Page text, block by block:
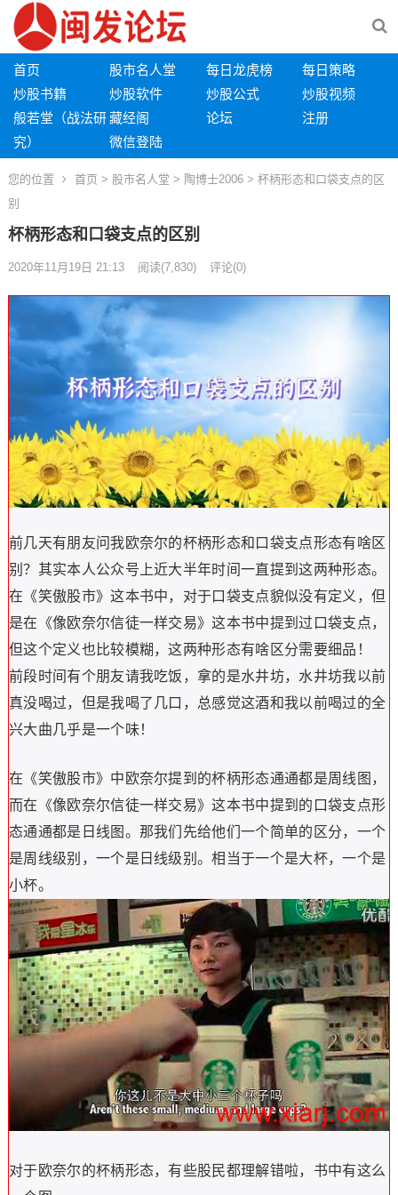
首页 股市名人堂 每日龙虎榜
每日策略
炒股书籍
炒股软件 炒股公式
炒股视频
般若堂（战法研
究）
藏经阁 论坛
注册
微信登陆
您的位置 首页 > 股市名人堂 > 陶博士2006 > 杯柄形态和口袋支点的区
别
杯柄形态和口袋支点的区别
2020年11月19日 21:13 阅读(7,830) 评论(0)
前几天有朋友问我欧奈尔的杯柄形态和口袋支点形态有啥区
别？其实本人公众号上近大半年时间一直提到这两种形态。
在《笑傲股市》这本书中，对于口袋支点貌似没有定义，但
是在《像欧奈尔信徒一样交易》这本书中提到过口袋支点，
但这个定义也比较模糊，这两种形态有啥区分需要细品！
前段时间有个朋友请我吃饭，拿的是水井坊，水井坊我以前
真没喝过，但是我喝了几口，总感觉这酒和我以前喝过的全
兴大曲几乎是一个味！
在《笑傲股市》中欧奈尔提到的杯柄形态通通都是周线图，
而在《像欧奈尔信徒一样交易》这本书中提到的口袋支点形
态通通都是日线图。那我们先给他们一个简单的区分，一个
是周线级别，一个是日线级别。相当于一个是大杯，一个是
小杯。
对于欧奈尔的杯柄形态，有些股民都理解错啦，书中有这么